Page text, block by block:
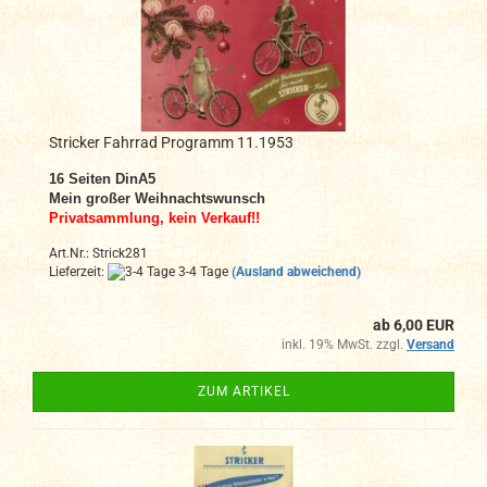
Stricker Fahrrad Programm 11.1953
16 Seiten DinA5
Mein großer Weihnachtswunsch
Privatsammlung, kein Verkauf!!
Art.Nr.: Strick281
Lieferzeit:
3-4 Tage (Ausland abweichend)
ab 6,00 EUR
inkl. 19% MwSt. zzgl. Versand
ZUM ARTIKEL